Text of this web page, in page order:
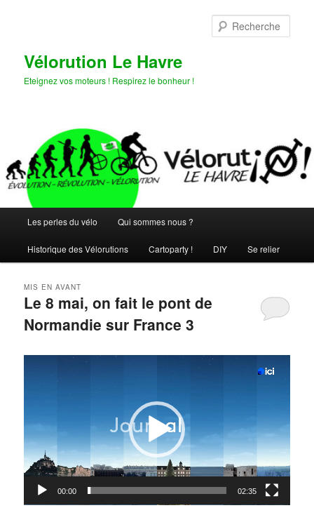
Vélorution Le Havre
Eteignez vos moteurs ! Respirez le bonheur !
principal
Les perles du vélo Qui sommes nous ?
Historique des Vélorutions Cartoparty ! DIY Se relier
Le 8 mai, on fait le pont de
Normandie sur France 3
MIS EN AVANT
00:00 02:35